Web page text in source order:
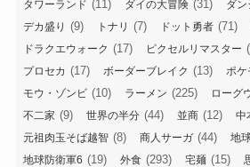
タワーランド (11) ダイの大冒険 (31) ダン
デカ盛り (9) トナリ (7) ドット勇者 (71)
ドラクエウォーク (17) ピクセルリマスター
プロセカ (17) ボーダーブレイク (13) ポケ
モウ・ゾンビ (10) ラーメン (225) ローグ
不二家 (9) 世界の半分 (44) 並商 (12) 中
元祖肉玉そば越智 (8) 商人サーガ (44) 地
地球防衛軍6 (19) 外食 (293) 宅麺 (15)